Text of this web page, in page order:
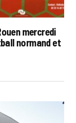
mercredi
normand et